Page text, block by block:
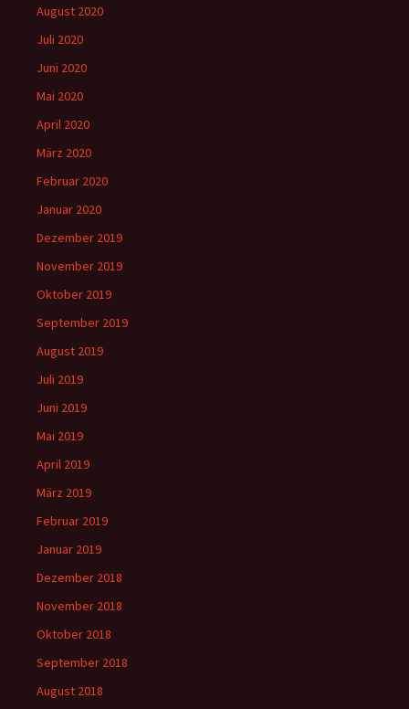
August 2020
Juli 2020
Juni 2020
Mai 2020
April 2020
März 2020
Februar 2020
Januar 2020
Dezember 2019
November 2019
Oktober 2019
September 2019
August 2019
Juli 2019
Juni 2019
Mai 2019
April 2019
März 2019
Februar 2019
Januar 2019
Dezember 2018
November 2018
Oktober 2018
September 2018
August 2018